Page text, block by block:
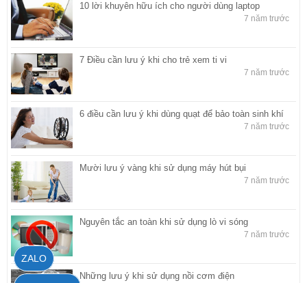
10 lời khuyên hữu ích cho người dùng laptop
7 năm trước
7 Điều cần lưu ý khi cho trẻ xem ti vi
7 năm trước
6 điều cần lưu ý khi dùng quạt để bảo toàn sinh khí
7 năm trước
Mười lưu ý vàng khi sử dụng máy hút bụi
7 năm trước
Nguyên tắc an toàn khi sử dụng lò vi sóng
7 năm trước
Những lưu ý khi sử dụng nồi cơm điện
ZALO